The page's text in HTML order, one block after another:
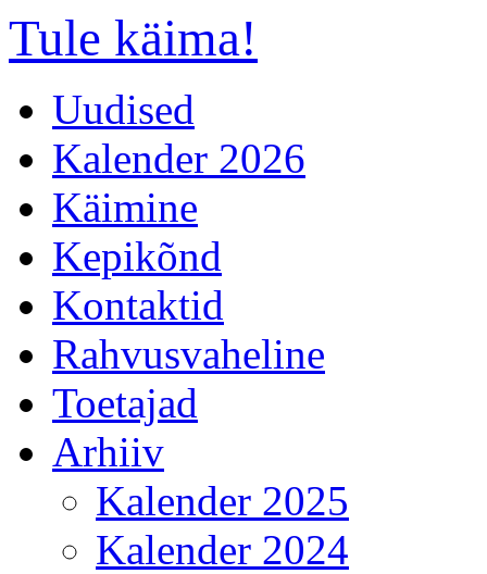
Tule käima!
Uudised
Kalender 2026
Käimine
Kepikõnd
Kontaktid
Rahvusvaheline
Toetajad
Arhiiv
Kalender 2025
Kalender 2024